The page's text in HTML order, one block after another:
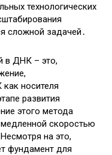
технологических
сложной задачей․
в ДНК – это,
носителя
развития
этого метода
скоростью
на это,
фундамент для